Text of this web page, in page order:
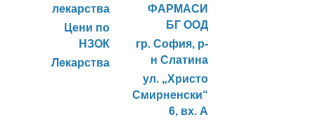
лекарства
Цени по
НЗОК
Лекарства
ФАРМАСИ
БГ ООД
гр. София, р-
н Слатина
ул. „Христо
Смирненски“
6, вх. А